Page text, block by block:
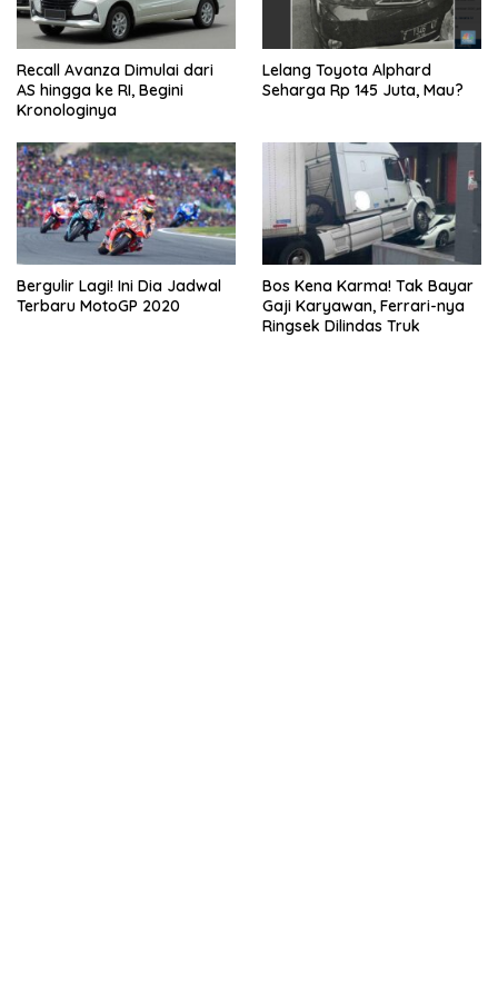
Recall Avanza Dimulai dari
AS hingga ke RI, Begini
Kronologinya
Lelang Toyota Alphard
Seharga Rp 145 Juta, Mau?
Bergulir Lagi! Ini Dia Jadwal
Terbaru MotoGP 2020
Bos Kena Karma! Tak Bayar
Gaji Karyawan, Ferrari-nya
Ringsek Dilindas Truk